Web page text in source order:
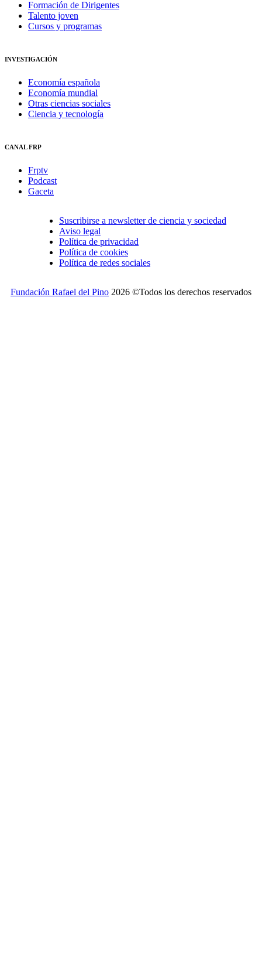
Formación de Dirigentes
Talento joven
Cursos y programas
INVESTIGACIÓN
Economía española
Economía mundial
Otras ciencias sociales
Ciencia y tecnología
CANAL FRP
Frptv
Podcast
Gaceta
Suscribirse a newsletter de ciencia y sociedad
Aviso legal
Política de privacidad
Política de cookies
Política de redes sociales
Fundación Rafael del Pino 2026 ©Todos los derechos reservados